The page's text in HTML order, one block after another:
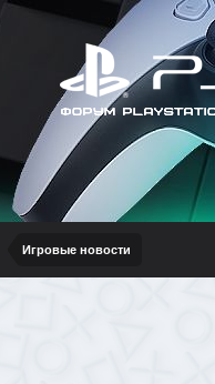
Игровые новости